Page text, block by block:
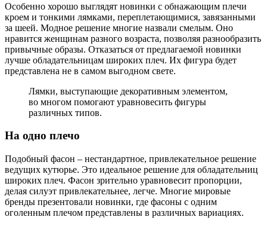
Особенно хорошо выглядят новинки с обнажающим плечи
кроем и тонкими лямками, переплетающимися, завязанными
за шеей. Модное решение многие назвали смелым. Оно
нравится женщинам разного возраста, позволяя разнообразить
привычные образы. Отказаться от предлагаемой новинки
лучше обладательницам широких плеч. Их фигура будет
представлена не в самом выгодном свете.
Лямки, выступающие декоративным элементом,
во многом помогают уравновесить фигуры
различных типов.
На одно плечо
Подобный фасон – нестандартное, привлекательное решение
ведущих кутюрье. Это идеальное решение для обладательниц
широких плеч. Фасон зрительно уравновесит пропорции,
делая силуэт привлекательнее, легче. Многие мировые
бренды презентовали новинки, где фасоны с одним
оголенным плечом представлены в различных вариациях.